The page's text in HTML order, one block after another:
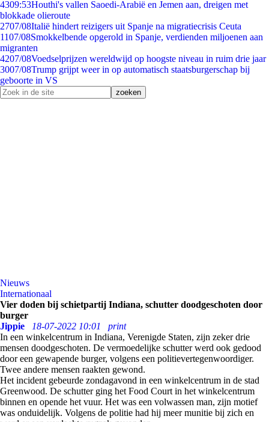
4309:53Houthi's vallen Saoedi-Arabië en Jemen aan, dreigen met
blokkade olieroute
2707/08Italië hindert reizigers uit Spanje na migratiecrisis Ceuta
1107/08Smokkelbende opgerold in Spanje, verdienden miljoenen aan
migranten
4207/08Voedselprijzen wereldwijd op hoogste niveau in ruim drie jaar
3007/08Trump grijpt weer in op automatisch staatsburgerschap bij
geboorte in VS
Nieuws
Internationaal
Vier doden bij schietpartij Indiana, schutter doodgeschoten door
burger
Jippie
18-07-2022 10:01
print
In een winkelcentrum in Indiana, Verenigde Staten, zijn zeker drie
mensen doodgeschoten. De vermoedelijke schutter werd ook gedood
door een gewapende burger, volgens een politievertegenwoordiger.
Twee andere mensen raakten gewond.
Het incident gebeurde zondagavond in een winkelcentrum in de stad
Greenwood. De schutter ging het Food Court in het winkelcentrum
binnen en opende het vuur. Het was een volwassen man, zijn motief
was onduidelijk. Volgens de politie had hij meer munitie bij zich en